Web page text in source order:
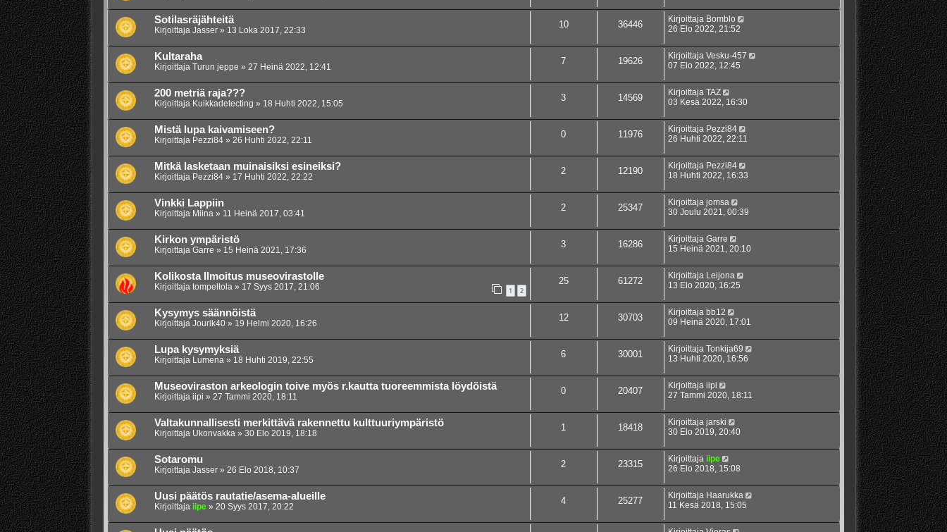
Sotilasräjähteitä
Kirjoittaja Jasser» 13 Loka 2017, 22:33
10 36446 Kirjoittaja Bomblo
26 Elo 2022, 21:52
Kultaraha
Kirjoittaja Turun jeppe » 27 Heinä 2022, 12:41
7 19626 Kirjoittaja Vesku-457
07 Elo 2022, 12:45
200 metriä raja???
Kirjoittaja Kuikkadetecting » 18 Huhti 2022, 15:05
3 14569 Kirjoittaja TAZ
03 Kesä 2022, 16:30
Mistä lupa kaivamiseen?
Kirjoittaja Pezzi84» 26 Huhti 2022, 22:11
0 11976 Kirjoittaja Pezzi84
26 Huhti 2022, 22:11
Mitkä lasketaan muinaisiksi esineiksi?
Kirjoittaja Pezzi84» 17 Huhti 2022, 22:22
2 12190 Kirjoittaja Pezzi84
18 Huhti 2022, 16:33
Vinkki Lappiin
Kirjoittaja Miina» 11 Heinä 2017, 03:41
2 25347 Kirjoittaja jomsa
30 Joulu 2021, 00:39
Kirkon ympäristö
Kirjoittaja Garre » 15 Heinä 2021, 17:36
3 16286 Kirjoittaja Garre
15 Heinä 2021, 20:10
Kolikosta Ilmoitus museovirastolle
Kirjoittaja tompeltola» 17 Syys 2017, 21:06 1 2
25 61272 Kirjoittaja Leijona
13 Elo 2020, 16:25
Kysymys säännöistä
Kirjoittaja Jourik40» 19 Helmi 2020, 16:26
12 30703 Kirjoittaja bb12
09 Heinä 2020, 17:01
Lupa kysymyksiä
Kirjoittaja Lumena» 18 Huhti 2019, 22:55
6 30001 Kirjoittaja Tonkija69
13 Huhti 2020, 16:56
Museoviraston arkeologin toive myös r.kautta tuoreemmista löydöistä
Kirjoittaja iipi » 27 Tammi 2020, 18:11
0 20407 Kirjoittaja iipi
27 Tammi 2020, 18:11
Valtakunnallisesti merkittävä rakennettu kulttuuriympäristö
Kirjoittaja Ukonvakka» 30 Elo 2019, 18:18
1 18418 Kirjoittaja jarski
30 Elo 2019, 20:40
Sotaromu
Kirjoittaja Jasser» 26 Elo 2018, 10:37
2 23315 Kirjoittaja iipe
26 Elo 2018, 15:08
Uusi päätös rautatie/asema-alueille
Kirjoittaja iipe» 20 Syys 2017, 20:22
4 25277 Kirjoittaja Haarukka
11 Kesä 2018, 15:05